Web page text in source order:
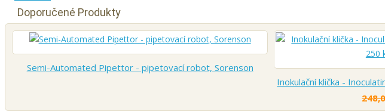
Doporučené Produkty
Semi-Automated Pipettor - pipetovací robot, Sorenson